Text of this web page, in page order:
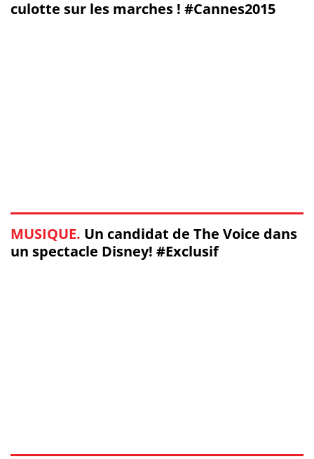
culotte sur les marches ! #Cannes2015
MUSIQUE. Un candidat de The Voice dans
un spectacle Disney! #Exclusif